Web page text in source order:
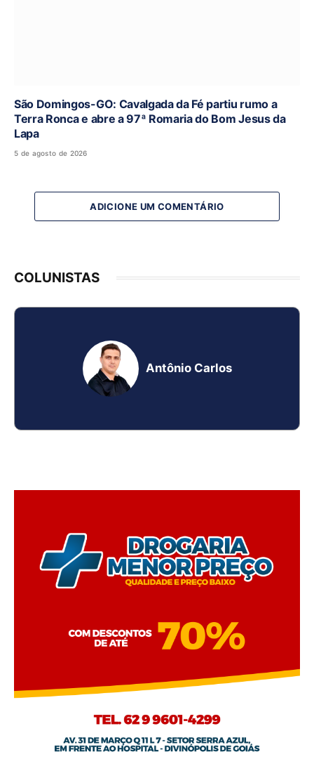
São Domingos-GO: Cavalgada da Fé partiu rumo a
Terra Ronca e abre a 97ª Romaria do Bom Jesus da
Lapa
5 de agosto de 2026
ADICIONE UM COMENTÁRIO
COLUNISTAS
Antônio Carlos